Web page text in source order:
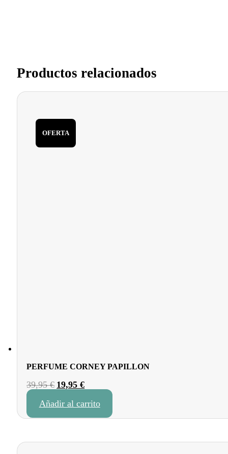
Productos relacionados
OFERTA
PERFUME CORNEY PAPILLON
39,95€ El
original
19,95€El
actual
Añadir al carrito